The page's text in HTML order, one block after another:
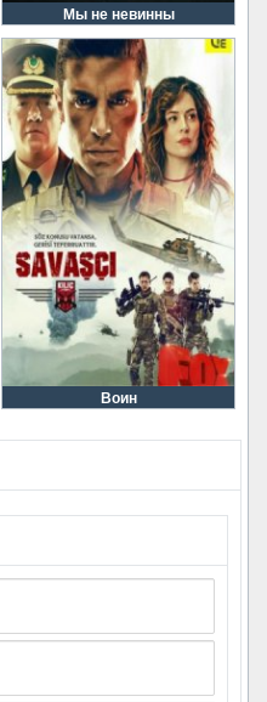
Мы не невинны
Воин